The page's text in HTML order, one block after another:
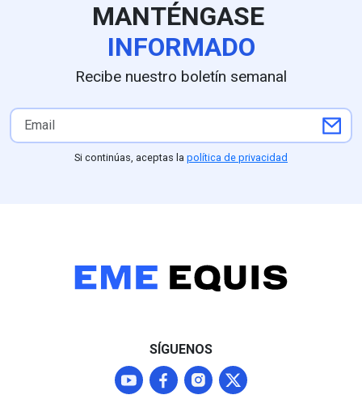
MANTÉNGASE
INFORMADO
Recibe nuestro boletín semanal
Si continúas, aceptas la política de privacidad
SÍGUENOS